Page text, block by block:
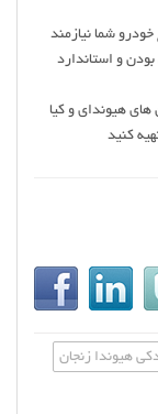
شما نیازمند
و استاندارد
های هیوندای و کیا
کنید
هیوندا زنجان